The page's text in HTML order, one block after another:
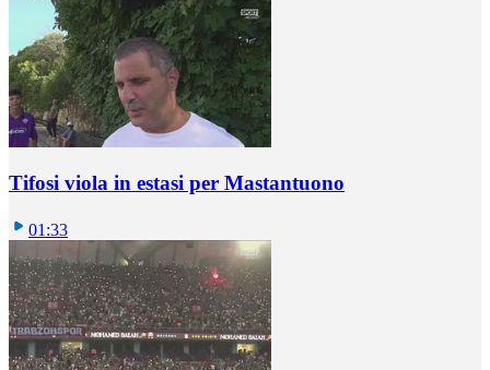
Tifosi viola in estasi per Mastantuono
01:33